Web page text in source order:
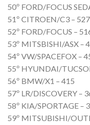
50º FORD/FOCUS
51º CITROEN/C3 – 527
52º FORD/FOCUS –
53º MITSBISHI/ASX –
54º VW/SPACEFOX –
55º HYUNDAI/
56º BMW/X1 – 415
57º LR/DISCOVERY –
58º KIA/SPORTAGE –
59º MITSUBISHI/